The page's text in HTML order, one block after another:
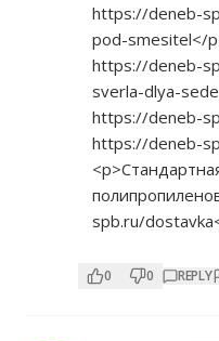
https://deneb-
pod-smesitel</
https://deneb-
sverla-dlya-
https://deneb-
https://deneb-
spb.ru/
0 0 REPLY